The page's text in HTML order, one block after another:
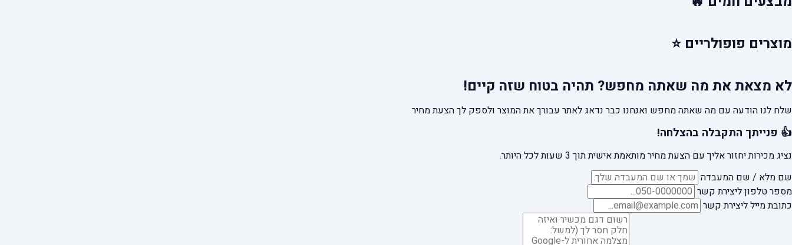
מוצרים פופולריים ⭐
לא מצאת את מה שאתה מחפש? תהיה בטוח שזה קיים!
שלח לנו הודעה עם מה שאתה מחפש ואנחנו כבר נדאג לאתר עבורך את המוצר ולספק לך הצעת מחיר
👍 פנייתך התקבלה בהצלחה!
נציג מכירות יחזור אליך עם הצעת מחיר מותאמת אישית תוך 3 שעות לכל היותר.
שם מלא / שם המעבדה
מספר טלפון ליצירת קשר
כתובת מייל ליצירת קשר